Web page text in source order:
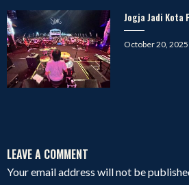
Jogja Jadi Kota
Posted
October 20, 2025
LEAVE A COMMENT
Your email address will not be